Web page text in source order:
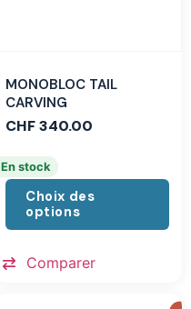
MONOBLOC TAIL
CARVING
CHF340.00
En stock
Choix des
options
Comparer